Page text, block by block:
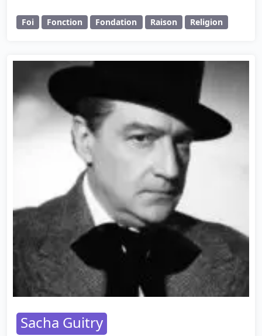
Foi Fonction Fondation Raison Religion
Sacha Guitry